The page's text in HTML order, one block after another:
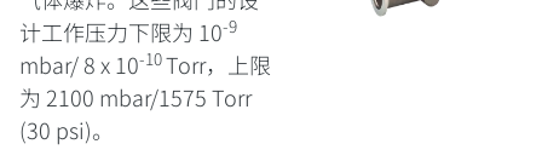
计工作压力下限为 10‑9
mbar/ 8 x 10‑10Torr，上限
为 2100 mbar/1575 Torr
(30 psi)。